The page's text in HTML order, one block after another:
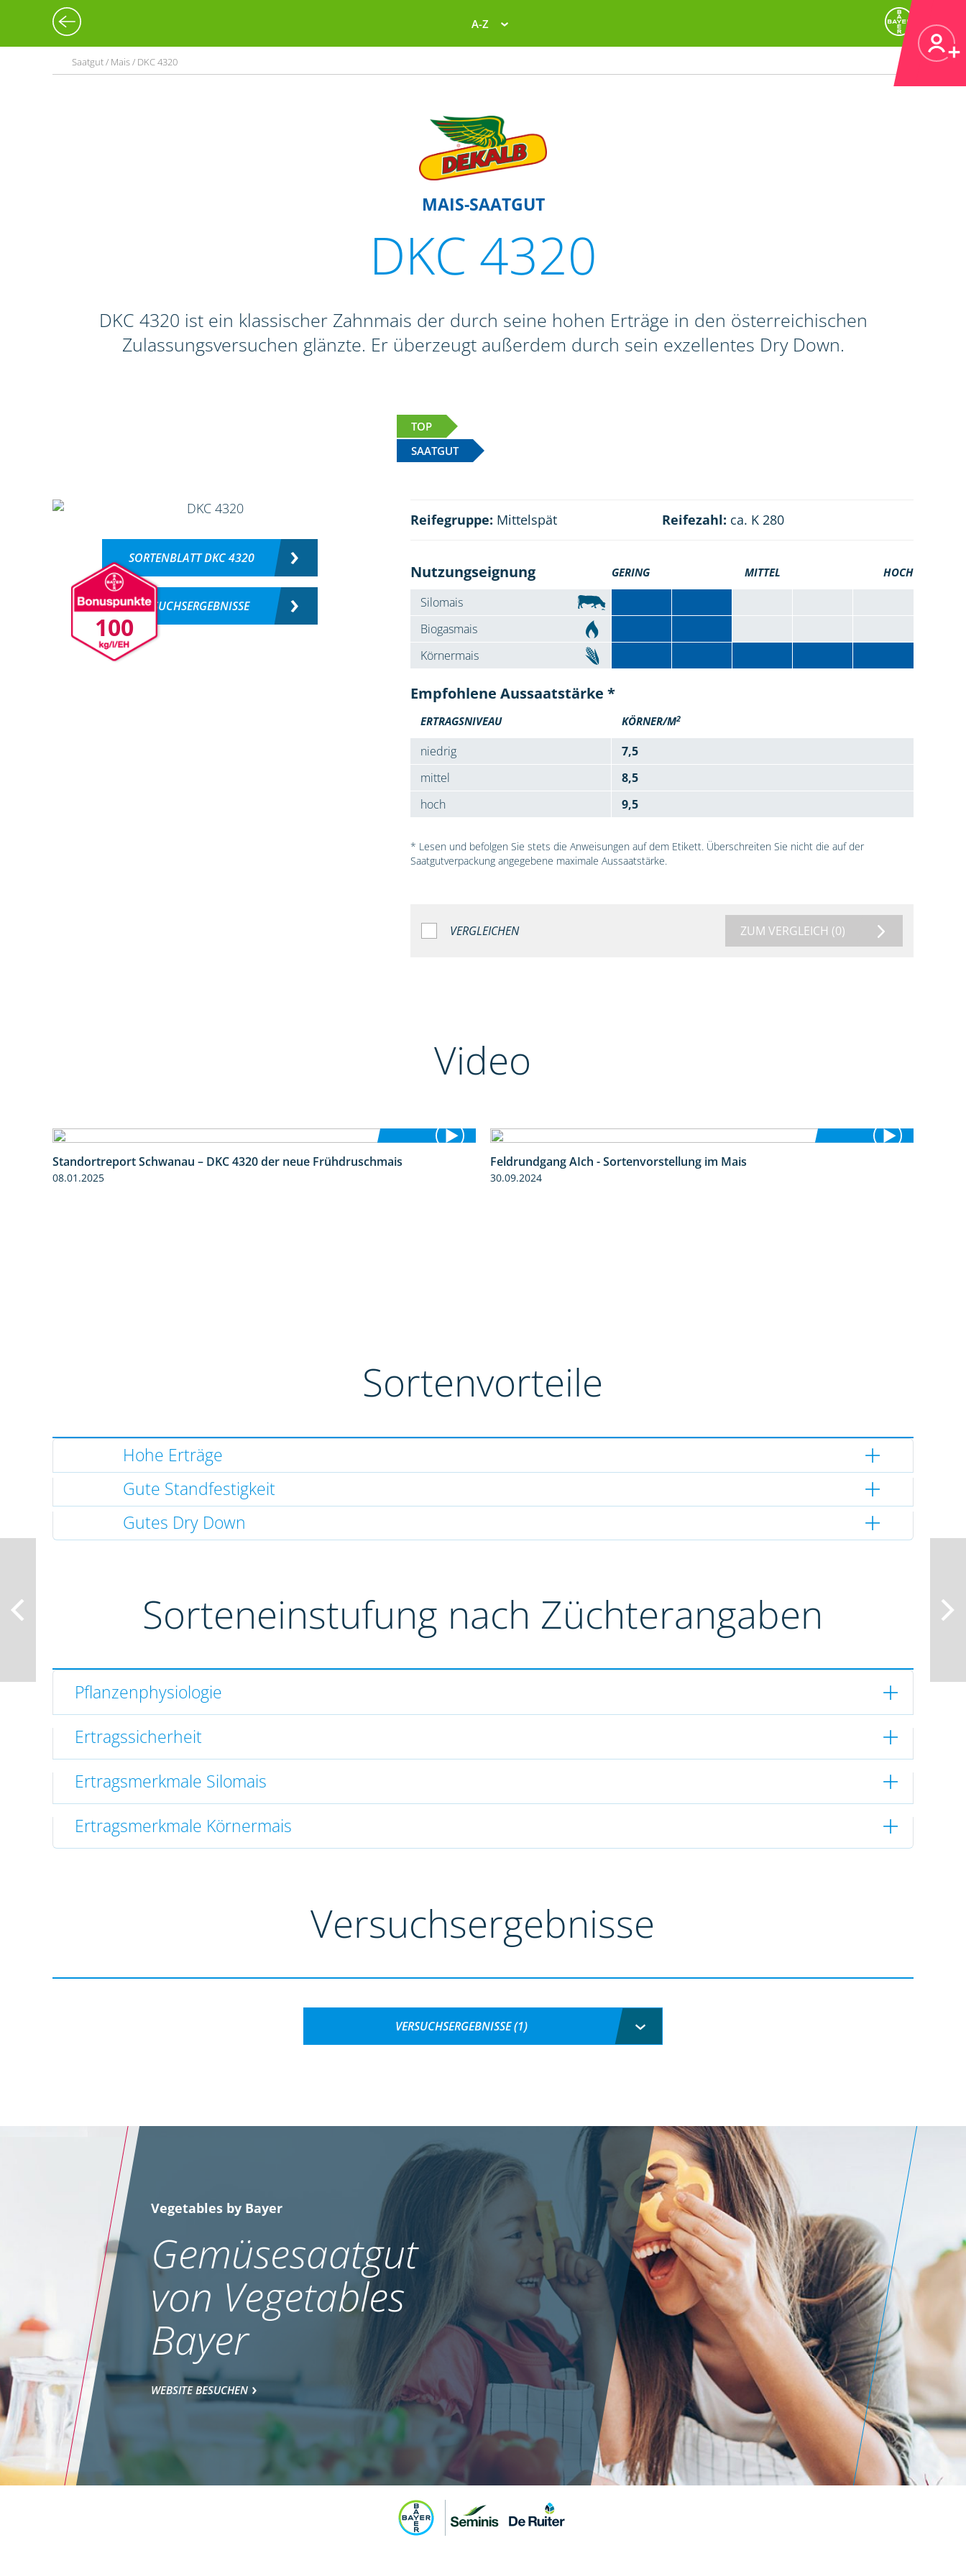
A-Z
Saatgut / Mais / DKC 4320
MAIS-SAATGUT
DKC 4320
DKC 4320 ist ein klassischer Zahnmais der durch seine hohen Erträge in den österreichischen
Zulassungsversuchen glänzte. Er überzeugt außerdem durch sein exzellentes Dry Down.
TOP
SAATGUT
100
SORTENBLATT DKC 4320
VERSUCHSERGEBNISSE
Reifegruppe: Mittelspät Reifezahl: ca. K 280
Nutzungseignung GERING MITTEL HOCH
Silomais
Biogasmais
Körnermais
Empfohlene Aussaatstärke *
ERTRAGSNIVEAU KÖRNER/M2
niedrig
7,5
mittel
8,5
hoch
9,5
* Lesen und befolgen Sie stets die Anweisungen auf dem Etikett. Überschreiten Sie nicht die auf der
Saatgutverpackung angegebene maximale Aussaatstärke.
VERGLEICHEN ZUM VERGLEICH (0)
Video
Standortreport Schwanau – DKC 4320 der neue Frühdruschmais
08.01.2025
Feldrundgang AIch - Sortenvorstellung im Mais
30.09.2024
Sortenvorteile
Hohe Erträge
Gute Standfestigkeit
Gutes Dry Down
Sorteneinstufung nach Züchterangaben
Pflanzenphysiologie
Ertragssicherheit
Ertragsmerkmale Silomais
Ertragsmerkmale Körnermais
Versuchsergebnisse
VERSUCHSERGEBNISSE (1)
Vegetables by Bayer
Gemüsesaatgut
von Vegetables
Bayer
WEBSITE BESUCHEN